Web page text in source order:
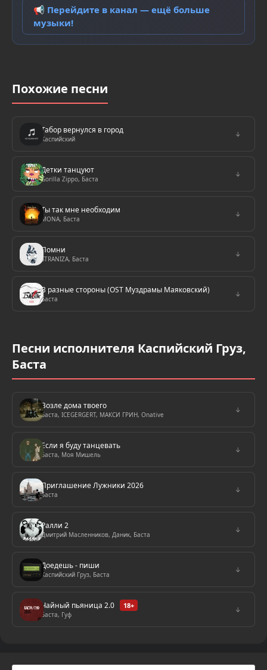
📢 Перейдите в канал — ещё больше
музыки!
Похожие песни
Табор вернулся в город
Каспийский
↓
Детки танцуют
Gorilla Zippo, Баста
↓
Ты так мне необходим
MONA, Баста
↓
Помни
STRANIZA, Баста
↓
В разные стороны (OST Муздрамы Маяковский)
Баста
↓
Песни исполнителя Каспийский Груз,
Баста
Возле дома твоего
Баста, ICEGERGERT, МАКСИ ГРИН, Onative
↓
Если я буду танцевать
Баста, Моя Мишель
↓
Приглашение Лужники 2026
Баста
↓
Ралли 2
Дмитрий Масленников, Даник, Баста
↓
Доедешь - пиши
Каспийский Груз, Баста
↓
Чайный пьяница 2.0 18+
Баста, Гуф
↓